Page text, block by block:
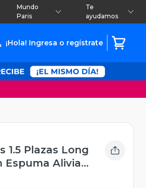
Mundo
Paris
Te
ayudamos
¡Hola! Ingresa o regístrate
1.5 Plazas Long
Espuma Alivia